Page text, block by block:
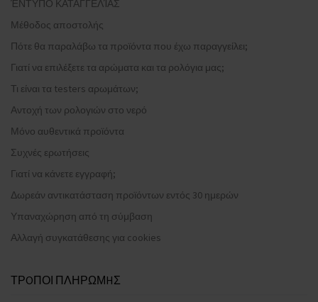
ΈΝΤΥΠΟ ΚΑΤΑΓΓΕΛΊΑΣ
Μέθοδος αποστολής
Πότε θα παραλάβω τα προϊόντα που έχω παραγγείλει;
Γιατί να επιλέξετε τα αρώματα και τα ρολόγια μας;
Τι είναι τα testers αρωμάτων;
Αντοχή των ρολογιών στο νερό
Μόνο αυθεντικά προϊόντα
Συχνές ερωτήσεις
Γιατί να κάνετε εγγραφή;
Δωρεάν αντικατάσταση προϊόντων εντός 30 ημερών
Υπαναχώρηση από τη σύμβαση
Αλλαγή συγκατάθεσης για cookies
ΤΡOΠΟΙ ΠΛΗΡΩΜHΣ